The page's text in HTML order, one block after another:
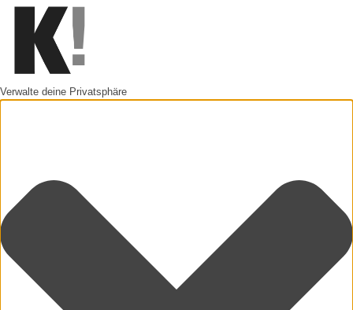
Verwalte deine Privatsphäre